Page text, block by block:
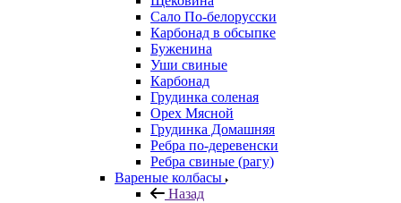
Сало По-белорусски
Карбонад в обсыпке
Буженина
Уши свиные
Карбонад
Грудинка соленая
Орех Мясной
Грудинка Домашняя
Ребра по-деревенски
Ребра свиные (рагу)
Вареные колбасы
Назад